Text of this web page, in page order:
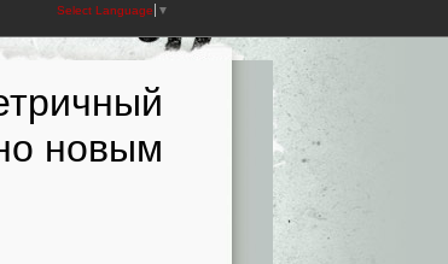
Select Language ▼
новым